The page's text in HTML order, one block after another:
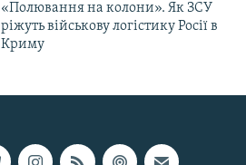
«Полювання на колони». Як ЗСУ
ріжуть військову логістику Росії в
Криму